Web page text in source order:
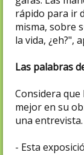
rápido para ir
misma, sobre
la vida, ¿eh?",
Las palabras
Considera
mejor en su
una entrevista.
- Esta